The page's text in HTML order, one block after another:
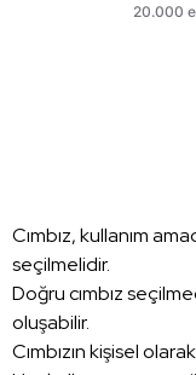
Cımbız, kullanım
seçilmelidir.
Doğru cımbız
oluşabilir.
Cımbızın kişisel